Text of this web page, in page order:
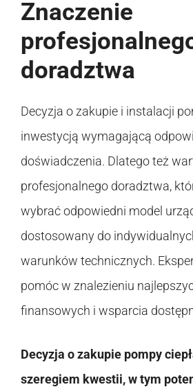
Znaczenie
doradztwa
Decyzja o zakupie i instalacji
inwestycją wymagającą
doświadczenia. Dlatego też
profesjonalnego doradztwa,
wybrać odpowiedni model
dostosowany do
warunków technicznych.
pomóc w znalezieniu
finansowych i wsparcia
Decyzja o zakupie pompy
szeregiem kwestii, w tym